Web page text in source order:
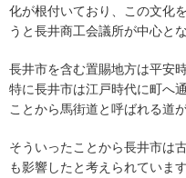
化が根付いており、この文化
うと長井商工会議所が中心と
長井市を含む置賜地方は平安
特に長井市は江戸時代に町へ
ことから馬街道と呼ばれる道
そういったことから長井市は
も影響したと考えられています